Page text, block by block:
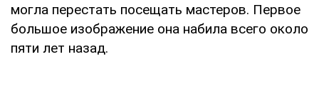
могла перестать посещать мастеров. Первое
большое изображение она набила всего около
пяти лет назад.